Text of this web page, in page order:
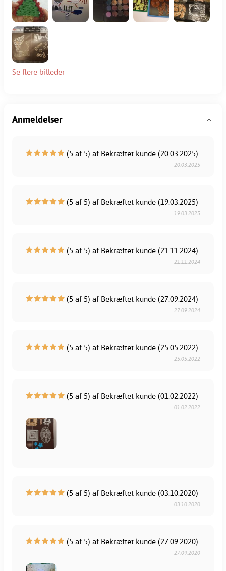
Se flere billeder
Anmeldelser
(5 af 5) af Bekræftet kunde (20.03.2025)
20.03.2025
(5 af 5) af Bekræftet kunde (19.03.2025)
19.03.2025
(5 af 5) af Bekræftet kunde (21.11.2024)
21.11.2024
(5 af 5) af Bekræftet kunde (27.09.2024)
27.09.2024
(5 af 5) af Bekræftet kunde (25.05.2022)
25.05.2022
(5 af 5) af Bekræftet kunde (01.02.2022)
01.02.2022
(5 af 5) af Bekræftet kunde (03.10.2020)
03.10.2020
(5 af 5) af Bekræftet kunde (27.09.2020)
27.09.2020